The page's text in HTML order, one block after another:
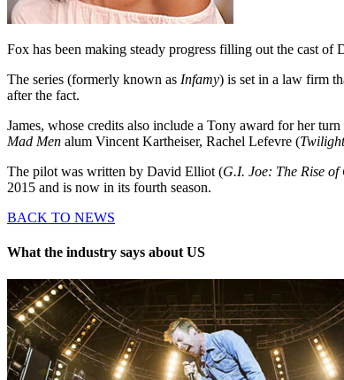
Fox has been making steady progress filling out the cast
The series (formerly known as Infamy) is set in a law firm
after the fact.
James, whose credits also include a Tony award for her
Mad Men alum Vincent Kartheiser, Rachel Lefevre (Twilight
The pilot was written by David Elliot (G.I. Joe: The Rise of
2015 and is now in its fourth season.
BACK TO NEWS
What the industry says about US